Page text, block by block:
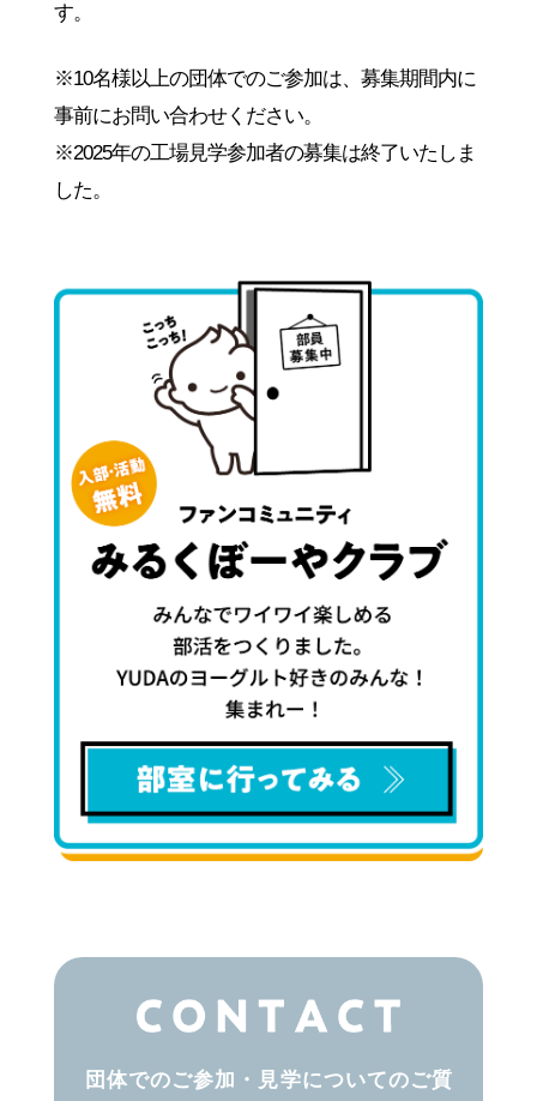
す。
※10名様以上の団体でのご参加は、募集期間内に
事前にお問い合わせください。
※2025年の工場見学参加者の募集は終了いたしま
した。
団体でのご参加・見学についてのご質